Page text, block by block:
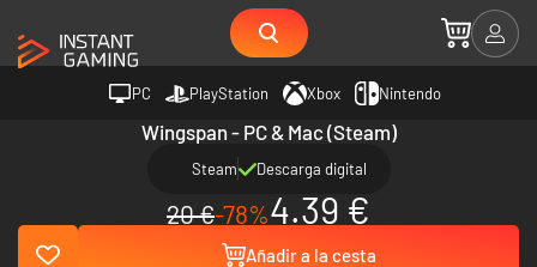
PC PlayStation Xbox Nintendo
Wingspan - PC & Mac (Steam)
Steam Descarga digital
20 €-78%4.39 €
Añadir a la cesta